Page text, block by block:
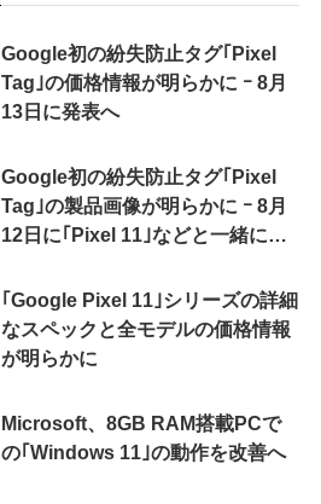
Google初の紛失防止タグ｢Pixel
Tag｣の価格情報が明らかに ｰ 8月
13日に発表へ
Google初の紛失防止タグ｢Pixel
Tag｣の製品画像が明らかに ｰ 8月
12日に｢Pixel 11｣などと一緒に発
｢Google Pixel 11｣シリーズの詳細
なスペックと全モデルの価格情報
が明らかに
Microsoft、8GB RAM搭載PCで
の｢Windows 11｣の動作を改善へ